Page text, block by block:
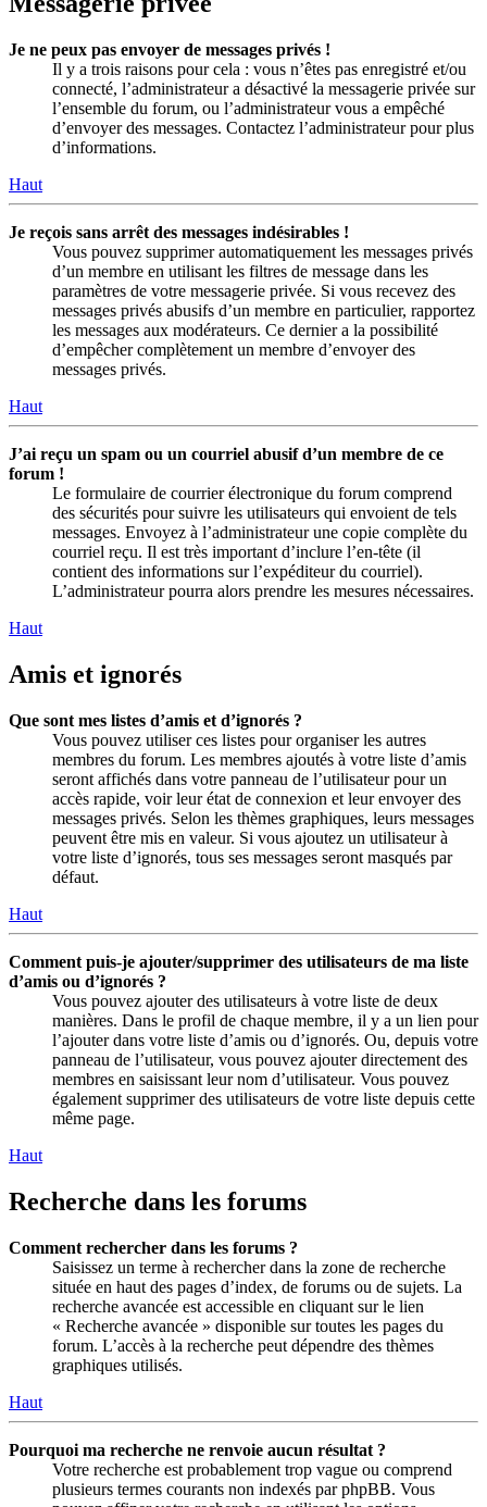
Je ne peux pas envoyer de messages privés !
Il y a trois raisons pour cela : vous n’êtes pas enregistré et/ou
connecté, l’administrateur a désactivé la messagerie privée sur
l’ensemble du forum, ou l’administrateur vous a empêché
d’envoyer des messages. Contactez l’administrateur pour plus
d’informations.
Haut
Je reçois sans arrêt des messages indésirables !
Vous pouvez supprimer automatiquement les messages privés
d’un membre en utilisant les filtres de message dans les
paramètres de votre messagerie privée. Si vous recevez des
messages privés abusifs d’un membre en particulier, rapportez
les messages aux modérateurs. Ce dernier a la possibilité
d’empêcher complètement un membre d’envoyer des
messages privés.
Haut
J’ai reçu un spam ou un courriel abusif d’un membre de ce
forum !
Le formulaire de courrier électronique du forum comprend
des sécurités pour suivre les utilisateurs qui envoient de tels
messages. Envoyez à l’administrateur une copie complète du
courriel reçu. Il est très important d’inclure l’en-tête (il
contient des informations sur l’expéditeur du courriel).
L’administrateur pourra alors prendre les mesures nécessaires.
Haut
Amis et ignorés
Que sont mes listes d’amis et d’ignorés ?
Vous pouvez utiliser ces listes pour organiser les autres
membres du forum. Les membres ajoutés à votre liste d’amis
seront affichés dans votre panneau de l’utilisateur pour un
accès rapide, voir leur état de connexion et leur envoyer des
messages privés. Selon les thèmes graphiques, leurs messages
peuvent être mis en valeur. Si vous ajoutez un utilisateur à
votre liste d’ignorés, tous ses messages seront masqués par
défaut.
Haut
Comment puis-je ajouter/supprimer des utilisateurs de ma liste
d’amis ou d’ignorés ?
Vous pouvez ajouter des utilisateurs à votre liste de deux
manières. Dans le profil de chaque membre, il y a un lien pour
l’ajouter dans votre liste d’amis ou d’ignorés. Ou, depuis votre
panneau de l’utilisateur, vous pouvez ajouter directement des
membres en saisissant leur nom d’utilisateur. Vous pouvez
également supprimer des utilisateurs de votre liste depuis cette
même page.
Haut
Recherche dans les forums
Comment rechercher dans les forums ?
Saisissez un terme à rechercher dans la zone de recherche
située en haut des pages d’index, de forums ou de sujets. La
recherche avancée est accessible en cliquant sur le lien
« Recherche avancée » disponible sur toutes les pages du
forum. L’accès à la recherche peut dépendre des thèmes
graphiques utilisés.
Haut
Pourquoi ma recherche ne renvoie aucun résultat ?
Votre recherche est probablement trop vague ou comprend
plusieurs termes courants non indexés par phpBB. Vous